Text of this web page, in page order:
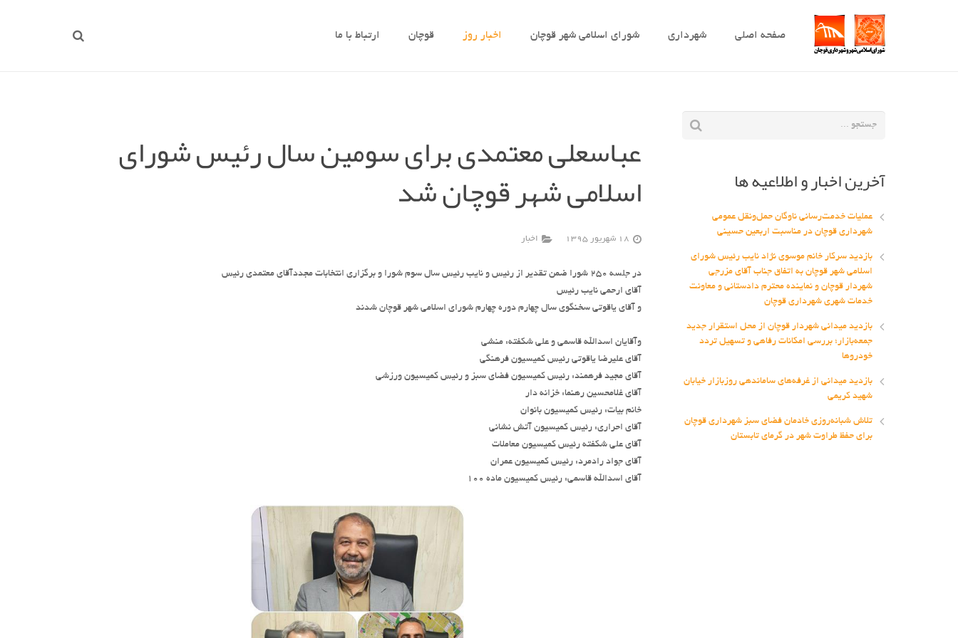
صفحه اصلی شهرداری شورای اسلامی شهر قوچان اخبار روز قوچان ارتباط با ما
عباسعلی معتمدی برای سومین سال رئیس شورای
اسلامی شهر قوچان شد
18 شهریور 1395 اخبار
در جلسه ۲۵۰ شورا ضمن تقدیر از رئیس و نایب رئیس سال سوم شورا و برگزاری انتخابات مجددآقای معتمدی رئیس
آقای ارحمی نایب رئیس
و آقای یاقوتی سخنگوی سال چهارم دوره چهارم شورای اسلامی شهر قوچان شدند
وآقایان اسدالله قاسمی و علی شکفته: منشی
آقای علیرضا یاقوتی رئیس کمیسیون فرهنگی
آقای مجید فرهمند: رئیس کمیسیون فضای سبز و رئیس کمیسیون ورزشی
آقای غلامحسین رهنما: خزانه دار
خانم بیات: رئیس کمیسیون بانوان
آقای احراری: رئیس کمیسیون آتش نشانی
آقای علی شکفته رئیس کمیسیون معاملات
آقای جواد رادمرد: رئیس کمیسیون عمران
آقای اسدالله قاسمی: رئیس کمیسیون ماده ۱۰۰
آخرین اخبار و اطلاعیه ها
عملیات خدمت‌رسانی ناوگان حمل‌ونقل عمومی
شهرداری قوچان در مناسبت اربعین حسینی
بازدید سرکار خانم موسوی نژاد نایب رئیس شورای
اسلامی شهر قوچان به اتفاق جناب آقای مزرجی
شهردار قوچان و نماینده محترم دادستانی و معاونت
خدمات شهری شهرداری قوچان
بازدید میدانی شهردار قوچان از محل استقرار جدید
جمعه‌بازار؛ بررسی امکانات رفاهی و تسهیل تردد
خودروها
بازدید میدانی از غرفه‌های ساماندهی روزبازار خیابان
شهید کریمی
تلاش شبانه‌روزی خادمان فضای سبز شهرداری قوچان
برای حفظ طراوت شهر در گرمای تابستان